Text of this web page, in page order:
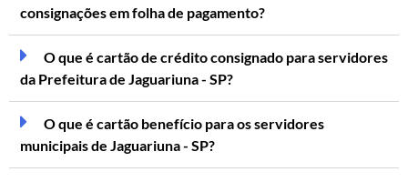
consignações em folha de pagamento?
O que é cartão de crédito consignado para servidores
da Prefeitura de Jaguariuna - SP?
O que é cartão benefício para os servidores
municipais de Jaguariuna - SP?